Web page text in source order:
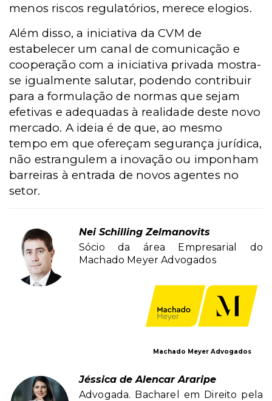
menos riscos regulatórios, merece elogios.
Além disso, a iniciativa da CVM de
estabelecer um canal de comunicação e
cooperação com a iniciativa privada mostra-
se igualmente salutar, podendo contribuir
para a formulação de normas que sejam
efetivas e adequadas à realidade deste novo
mercado. A ideia é de que, ao mesmo
tempo em que ofereçam segurança jurídica,
não estrangulem a inovação ou imponham
barreiras à entrada de novos agentes no
setor.
Nei Schilling Zelmanovits
Sócio da área Empresarial do
Machado Meyer Advogados
Machado Meyer Advogados
Jéssica de Alencar Araripe
Advogada. Bacharel em Direito pela